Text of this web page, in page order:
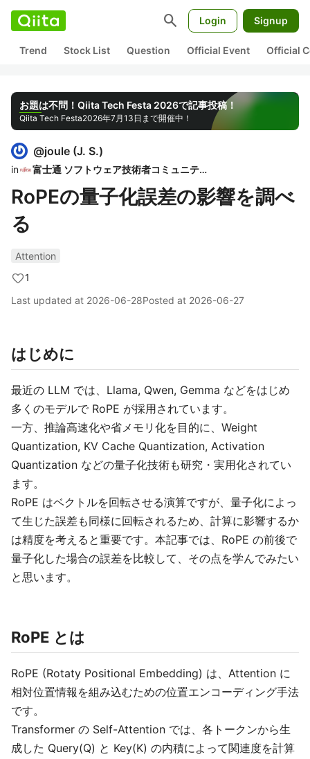
search Login Signup
Trend Stock List Question Official Event Official
お題は不問！Qiita Tech Festa 2026で記事投稿！
Qiita Tech Festa2026年7月13日まで開催中！
@joule (J. S.)
in 富士通 ソフトウェア技術者コミュニティ
RoPEの量子化誤差の影響を調べ
る
Attention
1
Last updated at 2026-06-28Posted at 2026-06-27
はじめに
最近の LLM では、Llama, Qwen, Gemma などをはじめ
多くのモデルで RoPE が採用されています。
一方、推論高速化や省メモリ化を目的に、Weight
Quantization, KV Cache Quantization, Activation
Quantization などの量子化技術も研究・実用化されてい
ます。
RoPE はベクトルを回転させる演算ですが、量子化によっ
て生じた誤差も同様に回転されるため、計算に影響するか
は精度を考えると重要です。本記事では、RoPE の前後で
量子化した場合の誤差を比較して、その点を学んでみたい
と思います。
RoPE とは
RoPE (Rotaty Positional Embedding) は、Attention に
相対位置情報を組み込むための位置エンコーディング手法
です。
Transformer の Self-Attention では、各トークンから生
成した Query(Q) と Key(K) の内積によって関連度を計算